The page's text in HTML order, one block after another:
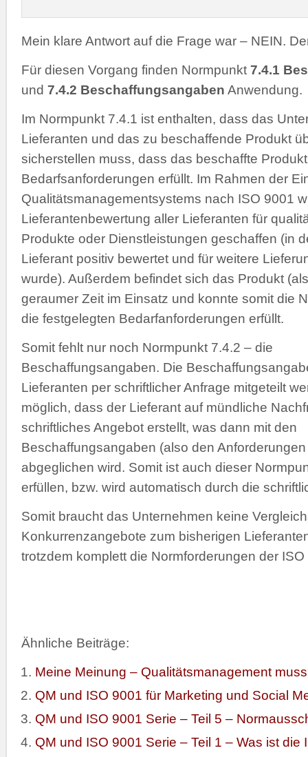
Mein klare Antwort auf die Frage war – NEIN.
Für diesen Vorgang finden Normpunkt 7.4.1
und 7.4.2 Beschaffungsangaben Anwendung.
Im Normpunkt 7.4.1 ist enthalten, dass das
Lieferanten und das zu beschaffende Produkt
sicherstellen muss, dass das beschaffte
Bedarfsanforderungen erfüllt. Im Rahmen der
Qualitätsmanagementsystems nach ISO 9001
Lieferantenbewertung aller Lieferanten für
Produkte oder Dienstleistungen geschaffen (in
Lieferant positiv bewertet und für weitere
wurde). Außerdem befindet sich das Produkt
geraumer Zeit im Einsatz und konnte somit die
die festgelegten Bedarfanforderungen erfüllt.
Somit fehlt nur noch Normpunkt 7.4.2 – die
Beschaffungsangaben. Die
Lieferanten per schriftlicher Anfrage mitgeteilt
möglich, dass der Lieferant auf mündliche
schriftliches Angebot erstellt, was dann mit den
Beschaffungsangaben (also den
abgeglichen wird. Somit ist auch dieser
erfüllen, bzw. wird automatisch durch die
Somit braucht das Unternehmen keine
Konkurrenzangebote zum bisherigen
trotzdem komplett die Normforderungen der
Ähnliche Beiträge:
Meine Meinung – Qualitätsmanagement muss
QM und ISO 9001 für Marketing und Social
QM und ISO 9001 Serie – Teil 5 –
QM und ISO 9001 Serie – Teil 1 – Was ist die